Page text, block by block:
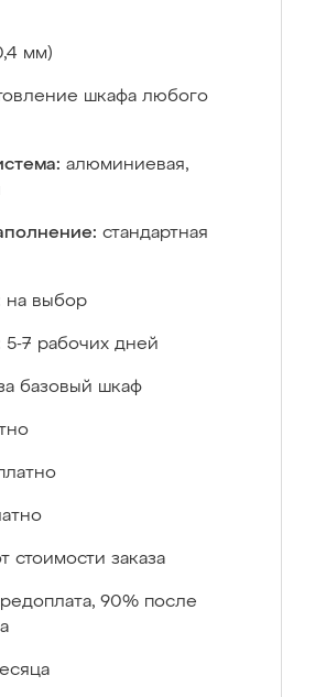
мм)
шкафа любого
алюминиевая,
стандартная
на выбор
5-7 рабочих дней
базовый шкаф
стоимости заказа
90% после